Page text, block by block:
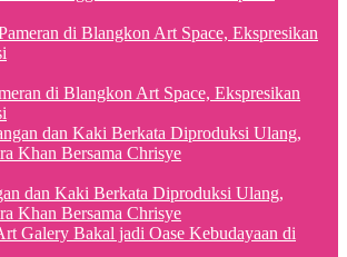
di Blangkon Art Space, Ekspresikan
dan Kaki Berkata Diproduksi Ulang,
Khan Bersama Chrisye